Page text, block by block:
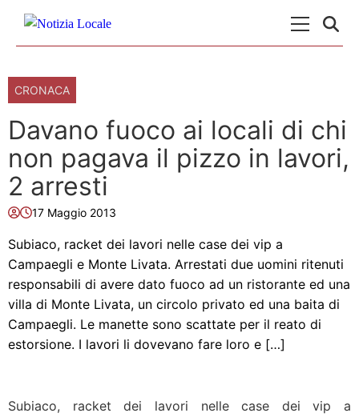
CRONACA
Davano fuoco ai locali di chi
non pagava il pizzo in lavori,
2 arresti
17 Maggio 2013
Subiaco, racket dei lavori nelle case dei vip a
Campaegli e Monte Livata. Arrestati due uomini ritenuti
responsabili di avere dato fuoco ad un ristorante ed una
villa di Monte Livata, un circolo privato ed una baita di
Campaegli. Le manette sono scattate per il reato di
estorsione. I lavori li dovevano fare loro e […]
Subiaco, racket dei lavori nelle case dei vip a